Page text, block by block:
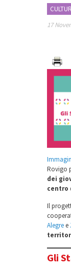
17
Rovigo
dei
centro
Il
Alegree
Gli